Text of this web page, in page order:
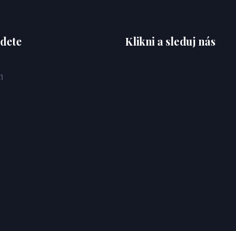
Klikni a sleduj nás